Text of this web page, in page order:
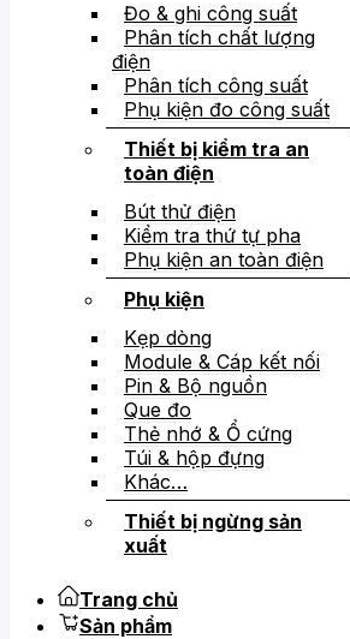
Đo & ghi công suất
Phân tích chất lượng
điện
Phân tích công suất
Phụ kiện đo công suất
Thiết bị kiểm tra an
toàn điện
Bút thử điện
Kiểm tra thứ tự pha
Phụ kiện an toàn điện
Phụ kiện
Kẹp dòng
Module & Cáp kết nối
Pin & Bộ nguồn
Que đo
Thẻ nhớ & Ổ cứng
Túi & hộp đựng
Khác…
Thiết bị ngừng sản
xuất
Trang chủ
Sản phẩm